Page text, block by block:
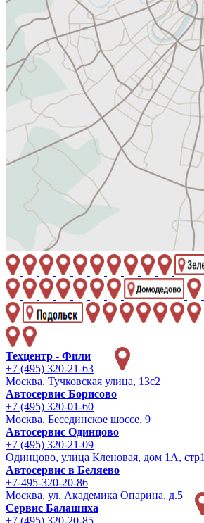
Техцентр - Фили
+7 (495) 320-21-63
Москва, Тучковская улица, 13с2
Автосервис Борисово
+7 (495) 320-01-60
Москва, Бесединское шоссе, 9
Автосервис Одинцово
+7 (495) 320-21-09
Одинцово, улица Кленовая, дом 1А, стр1
Автосервис в Беляево
+7-495-320-20-86
Москва, ул. Академика Опарина, д.5
Сервис Балашиха
+7 (495) 320-20-85